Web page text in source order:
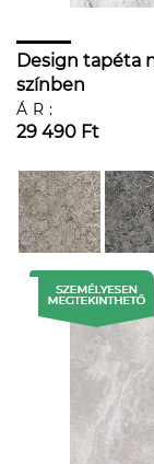
Design tapéta
színben
ÁR:
29 490 Ft